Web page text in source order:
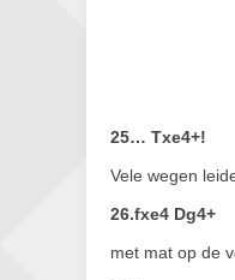
25… Txe4+!
Vele wegen
26.fxe4 Dg4+
met mat op de